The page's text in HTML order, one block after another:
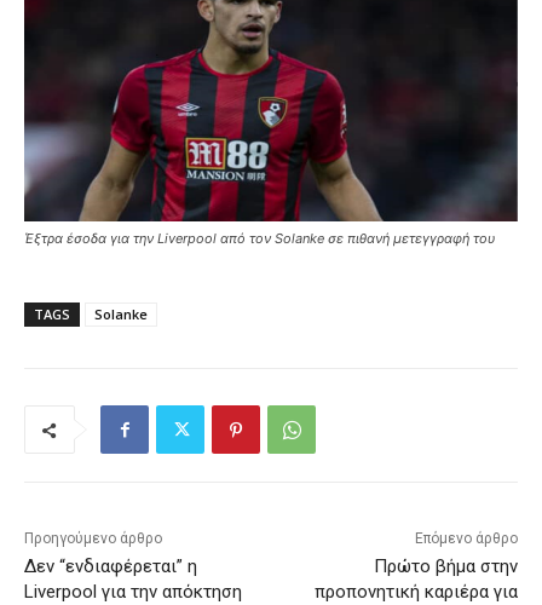
Έξτρα έσοδα για την Liverpool από τον Solanke σε πιθανή μετεγγραφή του
TAGS Solanke
Προηγούμενο άρθρο
Δεν “ενδιαφέρεται” η
Liverpool για την απόκτηση
Επόμενο άρθρο
Πρώτο βήμα στην
προπονητική καριέρα για